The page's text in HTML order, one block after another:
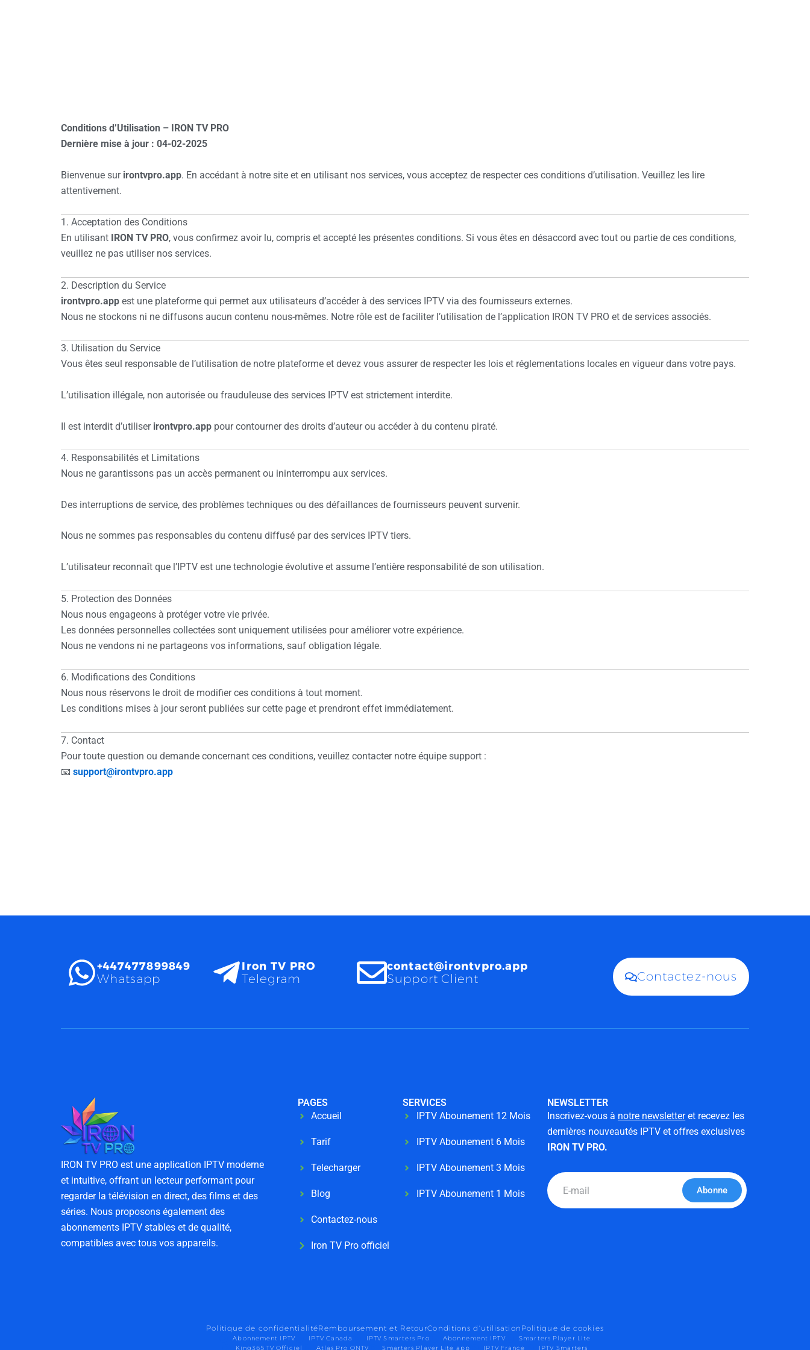
Conditions d’Utilisation – IRON TV PRO
Dernière mise à jour : 04-02-2025
Bienvenue sur irontvpro.app. En accédant à notre site et en utilisant nos services, vous acceptez de respecter ces conditions d’utilisation. Veuillez les lire
attentivement.
1. Acceptation des Conditions
En utilisant
IRON TV PRO, vous confirmez avoir lu, compris et accepté les présentes conditions. Si vous êtes en désaccord avec tout ou partie de ces conditions,
veuillez ne pas utiliser nos services.
2. Description du Service
irontvpro.appest une plateforme qui permet aux utilisateurs d’accéder à des services IPTV via des fournisseurs externes.
Nous ne stockons ni ne diffusons aucun contenu nous-mêmes. Notre rôle est de faciliter l’utilisation de l’application IRON TV PRO et de services associés.
3. Utilisation du Service
Vous êtes seul responsable de l’utilisation de notre plateforme et devez vous assurer de respecter les lois et réglementations locales en vigueur dans votre pays.
L’utilisation illégale, non autorisée ou frauduleuse des services IPTV est strictement interdite.
Il est interdit d’utiliser irontvpro.apppour contourner des droits d’auteur ou accéder à du contenu piraté.
4. Responsabilités et Limitations
Nous ne garantissons pas un accès permanent ou ininterrompu aux services.
Des interruptions de service, des problèmes techniques ou des défaillances de fournisseurs peuvent survenir.
Nous ne sommes pas responsables du contenu diffusé par des services IPTV tiers.
L’utilisateur reconnaît que l’IPTV est une technologie évolutive et assume l’entière responsabilité de son utilisation.
5. Protection des Données
Nous nous engageons à protéger votre vie privée.
Les données personnelles collectées sont uniquement utilisées pour améliorer votre expérience.
Nous ne vendons ni ne partageons vos informations, sauf obligation légale.
6. Modifications des Conditions
Nous nous réservons le droit de modifier ces conditions à tout moment.
Les conditions mises à jour seront publiées sur cette page et prendront effet immédiatement.
7. Contact
Pour toute question ou demande concernant ces conditions, veuillez contacter notre équipe support :
📧 support@irontvpro.app
+447477899849
Whatsapp
Iron TV PRO
Telegram
contact@irontvpro.app
Support Client Contactez-nous
IRON TV PRO est une application IPTV moderne
et intuitive, offrant un lecteur performant pour
regarder la télévision en direct, des films et des
séries. Nous proposons également des
abonnements IPTV stables et de qualité,
compatibles avec tous vos appareils.
PAGES
Accueil
Tarif
Telecharger
Blog
Contactez-nous
Iron TV Pro officiel
SERVICES
IPTV Abounement 12 Mois
IPTV Abounement 6 Mois
IPTV Abounement 3 Mois
IPTV Abounement 1 Mois
NEWSLETTER
Inscrivez-vous à notre newsletteret recevez les
dernières nouveautés IPTV et offres exclusives
IRON TV PRO.
Abonne
Politique de confidentialitéRemboursement et RetourConditions d'utilisation Politique de cookies
Abonnement IPTV IPTV Canada IPTV Smarters Pro Abonnement IPTV
Smarters Player Lite
King365 TV Officiel
Atlas Pro ONTV Smarters Player Lite app IPTV France IPTV Smarters